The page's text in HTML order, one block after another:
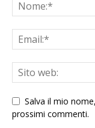
Salva il mio
prossimi commenti.